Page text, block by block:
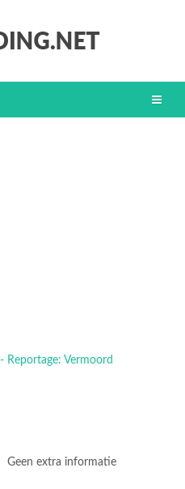
Geen extra informatie